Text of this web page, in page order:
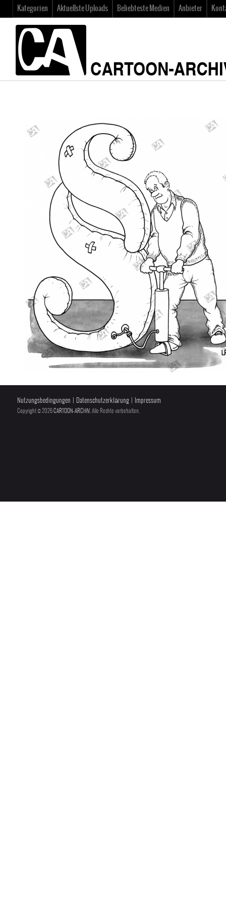
Kategorien Aktuellste Uploads Beliebteste Medien Anbieter
Nutzungsbedingungen Datenschutzerklärung Impressum
Copyright © 2026CARTOON-ARCHIV, Alle Rechte vorbehalten.